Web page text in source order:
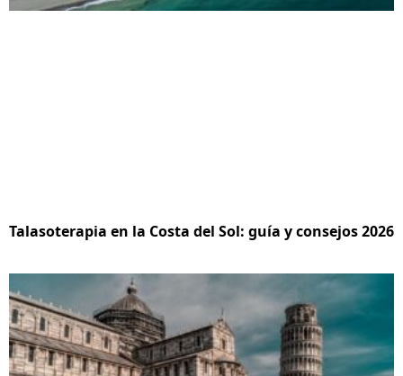
Talasoterapia en la Costa del Sol: guía y consejos 2026